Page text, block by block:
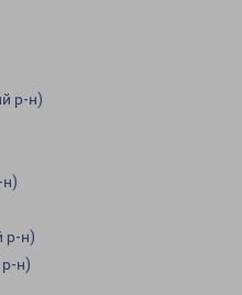
р-н)
р-н)
н)